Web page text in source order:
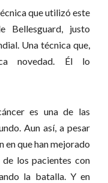
que utilizó este
Bellesguard, justo
Una técnica que,
novedad. Él lo
es una de las
Aun así, a pesar
en que han mejorado
los pacientes con
la batalla. Y en